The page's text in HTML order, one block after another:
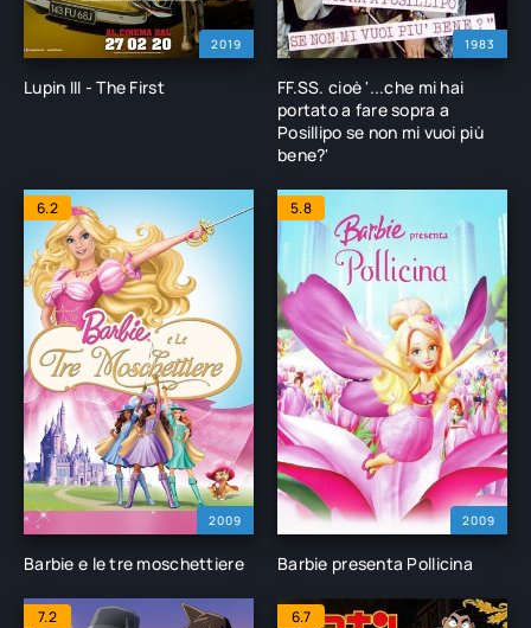
2019
Lupin III - The First
1983
FF.SS. cioè '...che mi hai
portato a fare sopra a
Posillipo se non mi vuoi più
bene?'
2009
6.2
Barbie e le tre moschettiere
2009
5.8
Barbie presenta Pollicina
7.2 6.7